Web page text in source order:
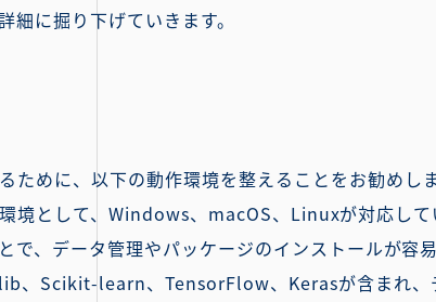
細に掘り下げていきます。
ために、以下の動作環境を整えることをお勧め
境として、Windows、macOS、Linuxが対応し
、データ管理やパッケージのインストールが容
、Scikit-learn、TensorFlow、Kerasが含まれ、